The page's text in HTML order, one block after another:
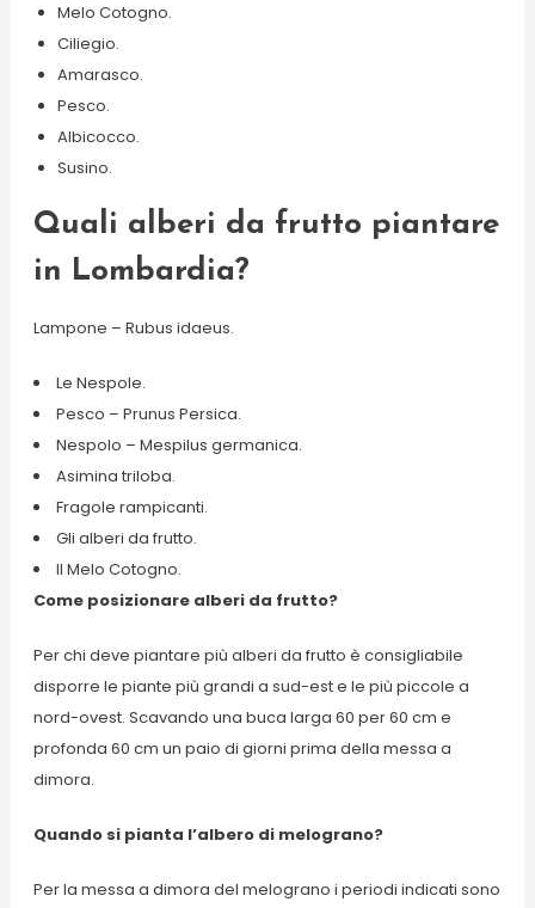
Melo Cotogno.
Ciliegio.
Amarasco.
Pesco.
Albicocco.
Susino.
Quali alberi da frutto piantare
in Lombardia?
Lampone – Rubus idaeus.
Le Nespole.
Pesco – Prunus Persica.
Nespolo – Mespilus germanica.
Asimina triloba.
Fragole rampicanti.
Gli alberi da frutto.
Il Melo Cotogno.
Come posizionare alberi da frutto?
Per chi deve piantare più alberi da frutto è consigliabile
disporre le piante più grandi a sud-est e le più piccole a
nord-ovest. Scavando una buca larga 60 per 60 cm e
profonda 60 cm un paio di giorni prima della messa a
dimora.
Quando si pianta l’albero di melograno?
Per la messa a dimora del melograno i periodi indicati sono